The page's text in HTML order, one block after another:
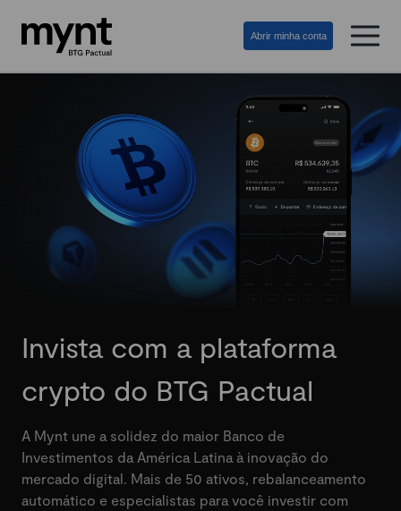
Abrir minha conta
Invista com a plataforma
crypto do BTG Pactual
A Mynt une a solidez do maior Banco de
Investimentos da América Latina à inovação do
mercado digital. Mais de 50 ativos, rebalanceamento
automático e especialistas para você investir com